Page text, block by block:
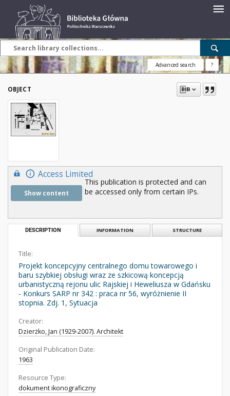
Advanced search ?
OBJECT
Access Limited
Show content
This publication is protected and can
be accessed only from certain IPs.
DESCRIPTION INFORMATION STRUCTURE
Title:
Projekt koncepcyjny centralnego domu towarowego i
baru szybkiej obsługi wraz ze szkicową koncepcją
urbanistyczną rejonu ulic Rajskiej i Heweliusza w Gdańsku
- Konkurs SARP nr 342 : praca nr 56, wyróżnienie II
stopnia. Zdj. 1, Sytuacja
Creator:
Dzierżko, Jan (1929-2007). Architekt
Original Publication Date:
1963
Resource Type:
dokument ikonograficzny